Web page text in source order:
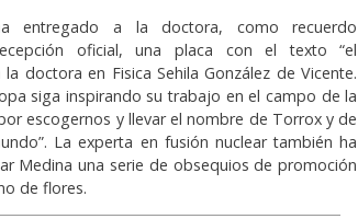
entregado a la doctora, como recuerdo
oficial, una placa con el texto “el
doctora en Fisica Sehila González de Vicente.
siga inspirando su trabajo en el campo de la
escogernos y llevar el nombre de Torrox y de
La experta en fusión nuclear también ha
Medina una serie de obsequios de promoción
de flores.